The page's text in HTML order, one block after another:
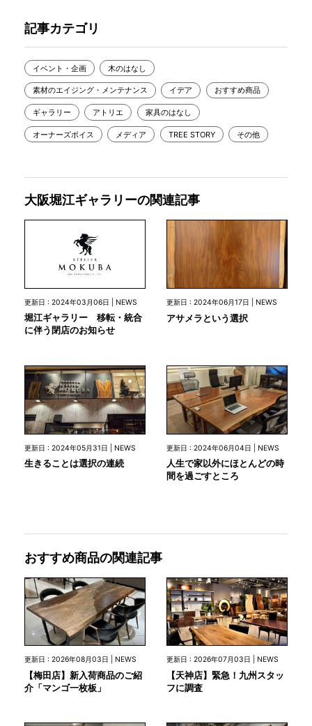
記事カテゴリ
イベント・企画 木のはなし
素材のエイジング・メンテナンス イデア おすすめ商品
ギャラリー アトリエ 家具のはなし
オーナーズボイス メディア TREE STORY その他
大阪堀江ギャラリーの関連記事
更新日 : 2024年03月06日 | NEWS
堀江ギャラリー 移転・統合
に伴う閉店のお知らせ
更新日 : 2024年06月17日 | NEWS
アサメラという選択
更新日 : 2024年05月31日 | NEWS
生きることは選択の連続
更新日 : 2024年06月04日 | NEWS
人生で家以外にほとんどの時
間を過ごすところ
おすすめ商品の関連記事
更新日 : 2026年08月03日 | NEWS
【梅田店】新入荷商品のご紹
介「マンゴ一枚板」
更新日 : 2026年07月03日 | NEWS
【天神店】緊急！九州スタッ
フに調査